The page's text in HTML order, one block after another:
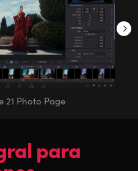
21 Photo Page
para